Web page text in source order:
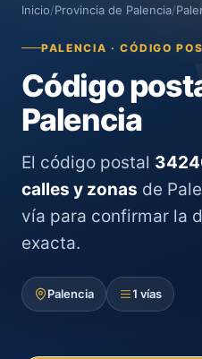
Inicio/Provincia de Palencia/
PALENCIA · CÓDIGO
Código
Palencia
El código postal
calles y zonas de
vía para confirmar la
exacta.
Palencia 1 vías